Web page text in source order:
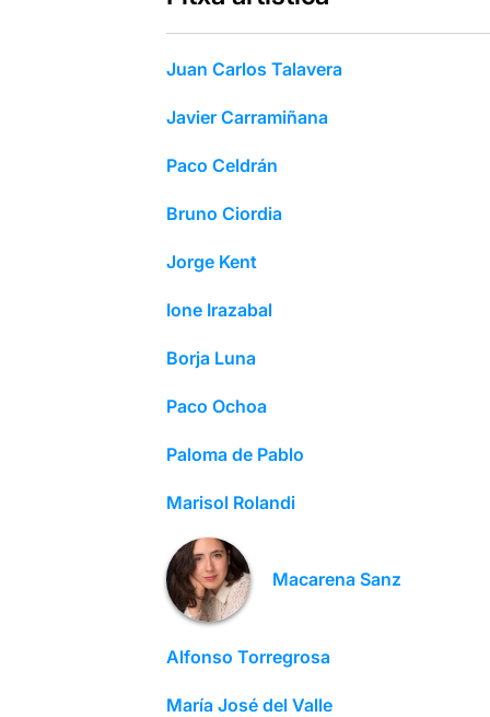
Juan Carlos Talavera
Javier Carramiñana
Paco Celdrán
Bruno Ciordia
Jorge Kent
Ione Irazabal
Borja Luna
Paco Ochoa
Paloma de Pablo
Marisol Rolandi
Macarena Sanz
Alfonso Torregrosa
María José del Valle